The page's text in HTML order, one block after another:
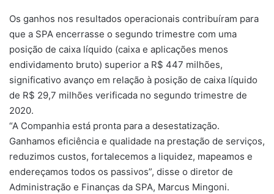
Os ganhos nos resultados operacionais contribuíram para
que a SPA encerrasse o segundo trimestre com uma
posição de caixa líquido (caixa e aplicações menos
endividamento bruto) superior a R$ 447 milhões,
significativo avanço em relação à posição de caixa líquido
de R$ 29,7 milhões verificada no segundo trimestre de
2020.
“A Companhia está pronta para a desestatização.
Ganhamos eficiência e qualidade na prestação de serviços,
reduzimos custos, fortalecemos a liquidez, mapeamos e
endereçamos todos os passivos”, disse o diretor de
Administração e Finanças da SPA, Marcus Mingoni.